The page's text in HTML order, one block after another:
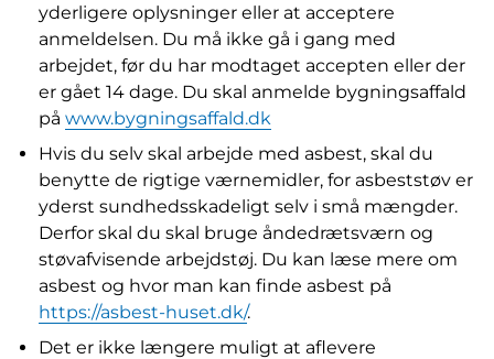
yderligere oplysninger eller at acceptere
anmeldelsen. Du må ikke gå i gang med
arbejdet, før du har modtaget accepten eller der
er gået 14 dage. Du skal anmelde bygningsaffald
på www.bygningsaffald.dk
Hvis du selv skal arbejde med asbest, skal du
benytte de rigtige værnemidler, for asbeststøv er
yderst sundhedsskadeligt selv i små mængder.
Derfor skal du skal bruge åndedrætsværn og
støvafvisende arbejdstøj. Du kan læse mere om
asbest og hvor man kan finde asbest på
https://asbest-huset.dk/.
Det er ikke længere muligt at aflevere